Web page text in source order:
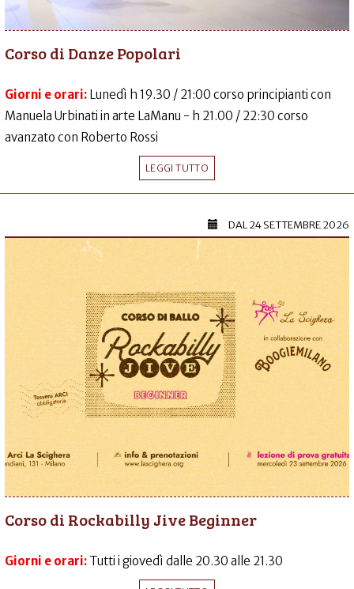
Corso di Danze Popolari
Giorni e orari: Lunedì h 19.30 / 21:00 corso principianti con
Manuela Urbinati in arte LaManu - h 21.00 / 22:30 corso
avanzato con Roberto Rossi
LEGGI TUTTO
DAL24 SETTEMBRE 2026
Corso di Rockabilly Jive Beginner
Giorni e orari: Tutti i giovedì dalle 20.30 alle 21.30